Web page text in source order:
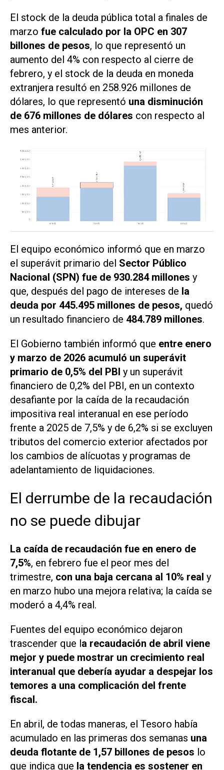
El stock de la deuda pública total a finales de
marzo fue calculado por la OPC en 307
billones de pesos, lo que representó un
aumento del 4% con respecto al cierre de
febrero, y el stock de la deuda en moneda
extranjera resultó en 258.926 millones de
dólares, lo que representó una disminución
de 676 millones de dólares con respecto al
mes anterior.
El equipo económico informó que en marzo
el superávit primario del Sector Público
Nacional (SPN) fue de 930.284 millones y
que, después del pago de intereses de la
deuda por 445.495 millones de pesos, quedó
un resultado financiero de 484.789 millones.
El Gobierno también informó que entre enero
y marzo de 2026 acumuló un superávit
primario de 0,5% del PBI y un superávit
financiero de 0,2% del PBI, en un contexto
desafiante por la caída de la recaudación
impositiva real interanual en ese período
frente a 2025 de 7,5% y de 6,2% si se excluyen
tributos del comercio exterior afectados por
los cambios de alícuotas y programas de
adelantamiento de liquidaciones.
El derrumbe de la recaudación
no se puede dibujar
La caída de recaudación fue en enero de
7,5%, en febrero fue el peor mes del
trimestre, con una baja cercana al 10% real y
en marzo hubo una mejora relativa; la caída se
moderó a 4,4% real.
Fuentes del equipo económico dejaron
trascender que la recaudación de abril viene
mejor y puede mostrar un crecimiento real
interanual que debería ayudar a despejar los
temores a una complicación del frente
fiscal.
En abril, de todas maneras, el Tesoro había
acumulado en las primeras dos semanas una
deuda flotante de 1,57 billones de pesos lo
que indica que la tendencia es sostener en